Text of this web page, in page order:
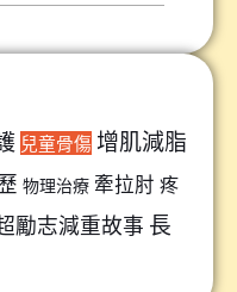
兒童骨傷 增肌減脂
物理治療 牽拉肘 疼
勵志減重故事 長